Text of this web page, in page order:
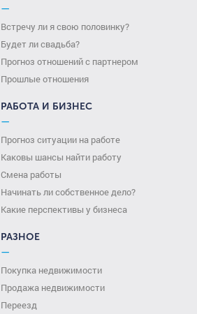
—
Встречу ли я свою половинку?
Будет ли свадьба?
Прогноз отношений с партнером
Прошлые отношения
РАБОТА И БИЗНЕС
—
Прогноз ситуации на работе
Каковы шансы найти работу
Смена работы
Начинать ли собственное дело?
Какие перспективы у бизнеса
РАЗНОЕ
—
Покупка недвижимости
Продажа недвижимости
Переезд